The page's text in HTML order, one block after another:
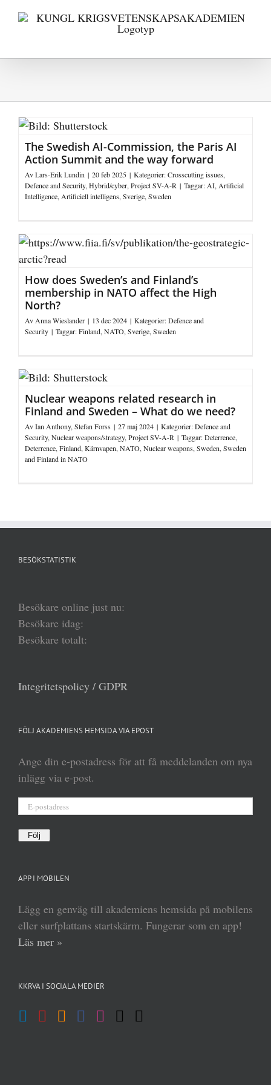
The Swedish AI-Commission, the Paris AI
Action Summit and the way forward
AvLars-Erik Lundin | 20 feb 2025 | Kategorier:Crosscutting issues,
Defence and Security, Hybrid/cyber, Project SV-A-R | Taggar: AI, Artificial
Intelligence, Artificiell intelligens, Sverige, Sweden
How does Sweden’s and Finland’s
membership in NATO affect the High
North?
Av Anna Wieslander | 13 dec 2024 | Kategorier:Defence and
Security | Taggar:Finland, NATO, Sverige, Sweden
Nuclear weapons related research in
Finland and Sweden – What do we need?
AvIan Anthony, Stefan Forss | 27 maj 2024 | Kategorier:Defence and
Security, Nuclear weapons/strategy, Project SV-A-R | Taggar:Deterrence,
Deterrence, Finland, Kärnvapen, NATO, Nuclear weapons, Sweden, Sweden
and Finland in NATO
BESÖKSTATISTIK
Besökare online just nu:
Besökare idag:
Besökare totalt:
Integritetspolicy / GDPR
FÖLJ AKADEMIENS HEMSIDA VIA EPOST
Ange din e-postadress för att få meddelanden om nya
inlägg via e-post.
Följ
APP I MOBILEN
Lägg en genväg till akademiens hemsida på mobilens
eller surfplattans startskärm. Fungerar som en app!
Läs mer »
KKRVA I SOCIALA MEDIER